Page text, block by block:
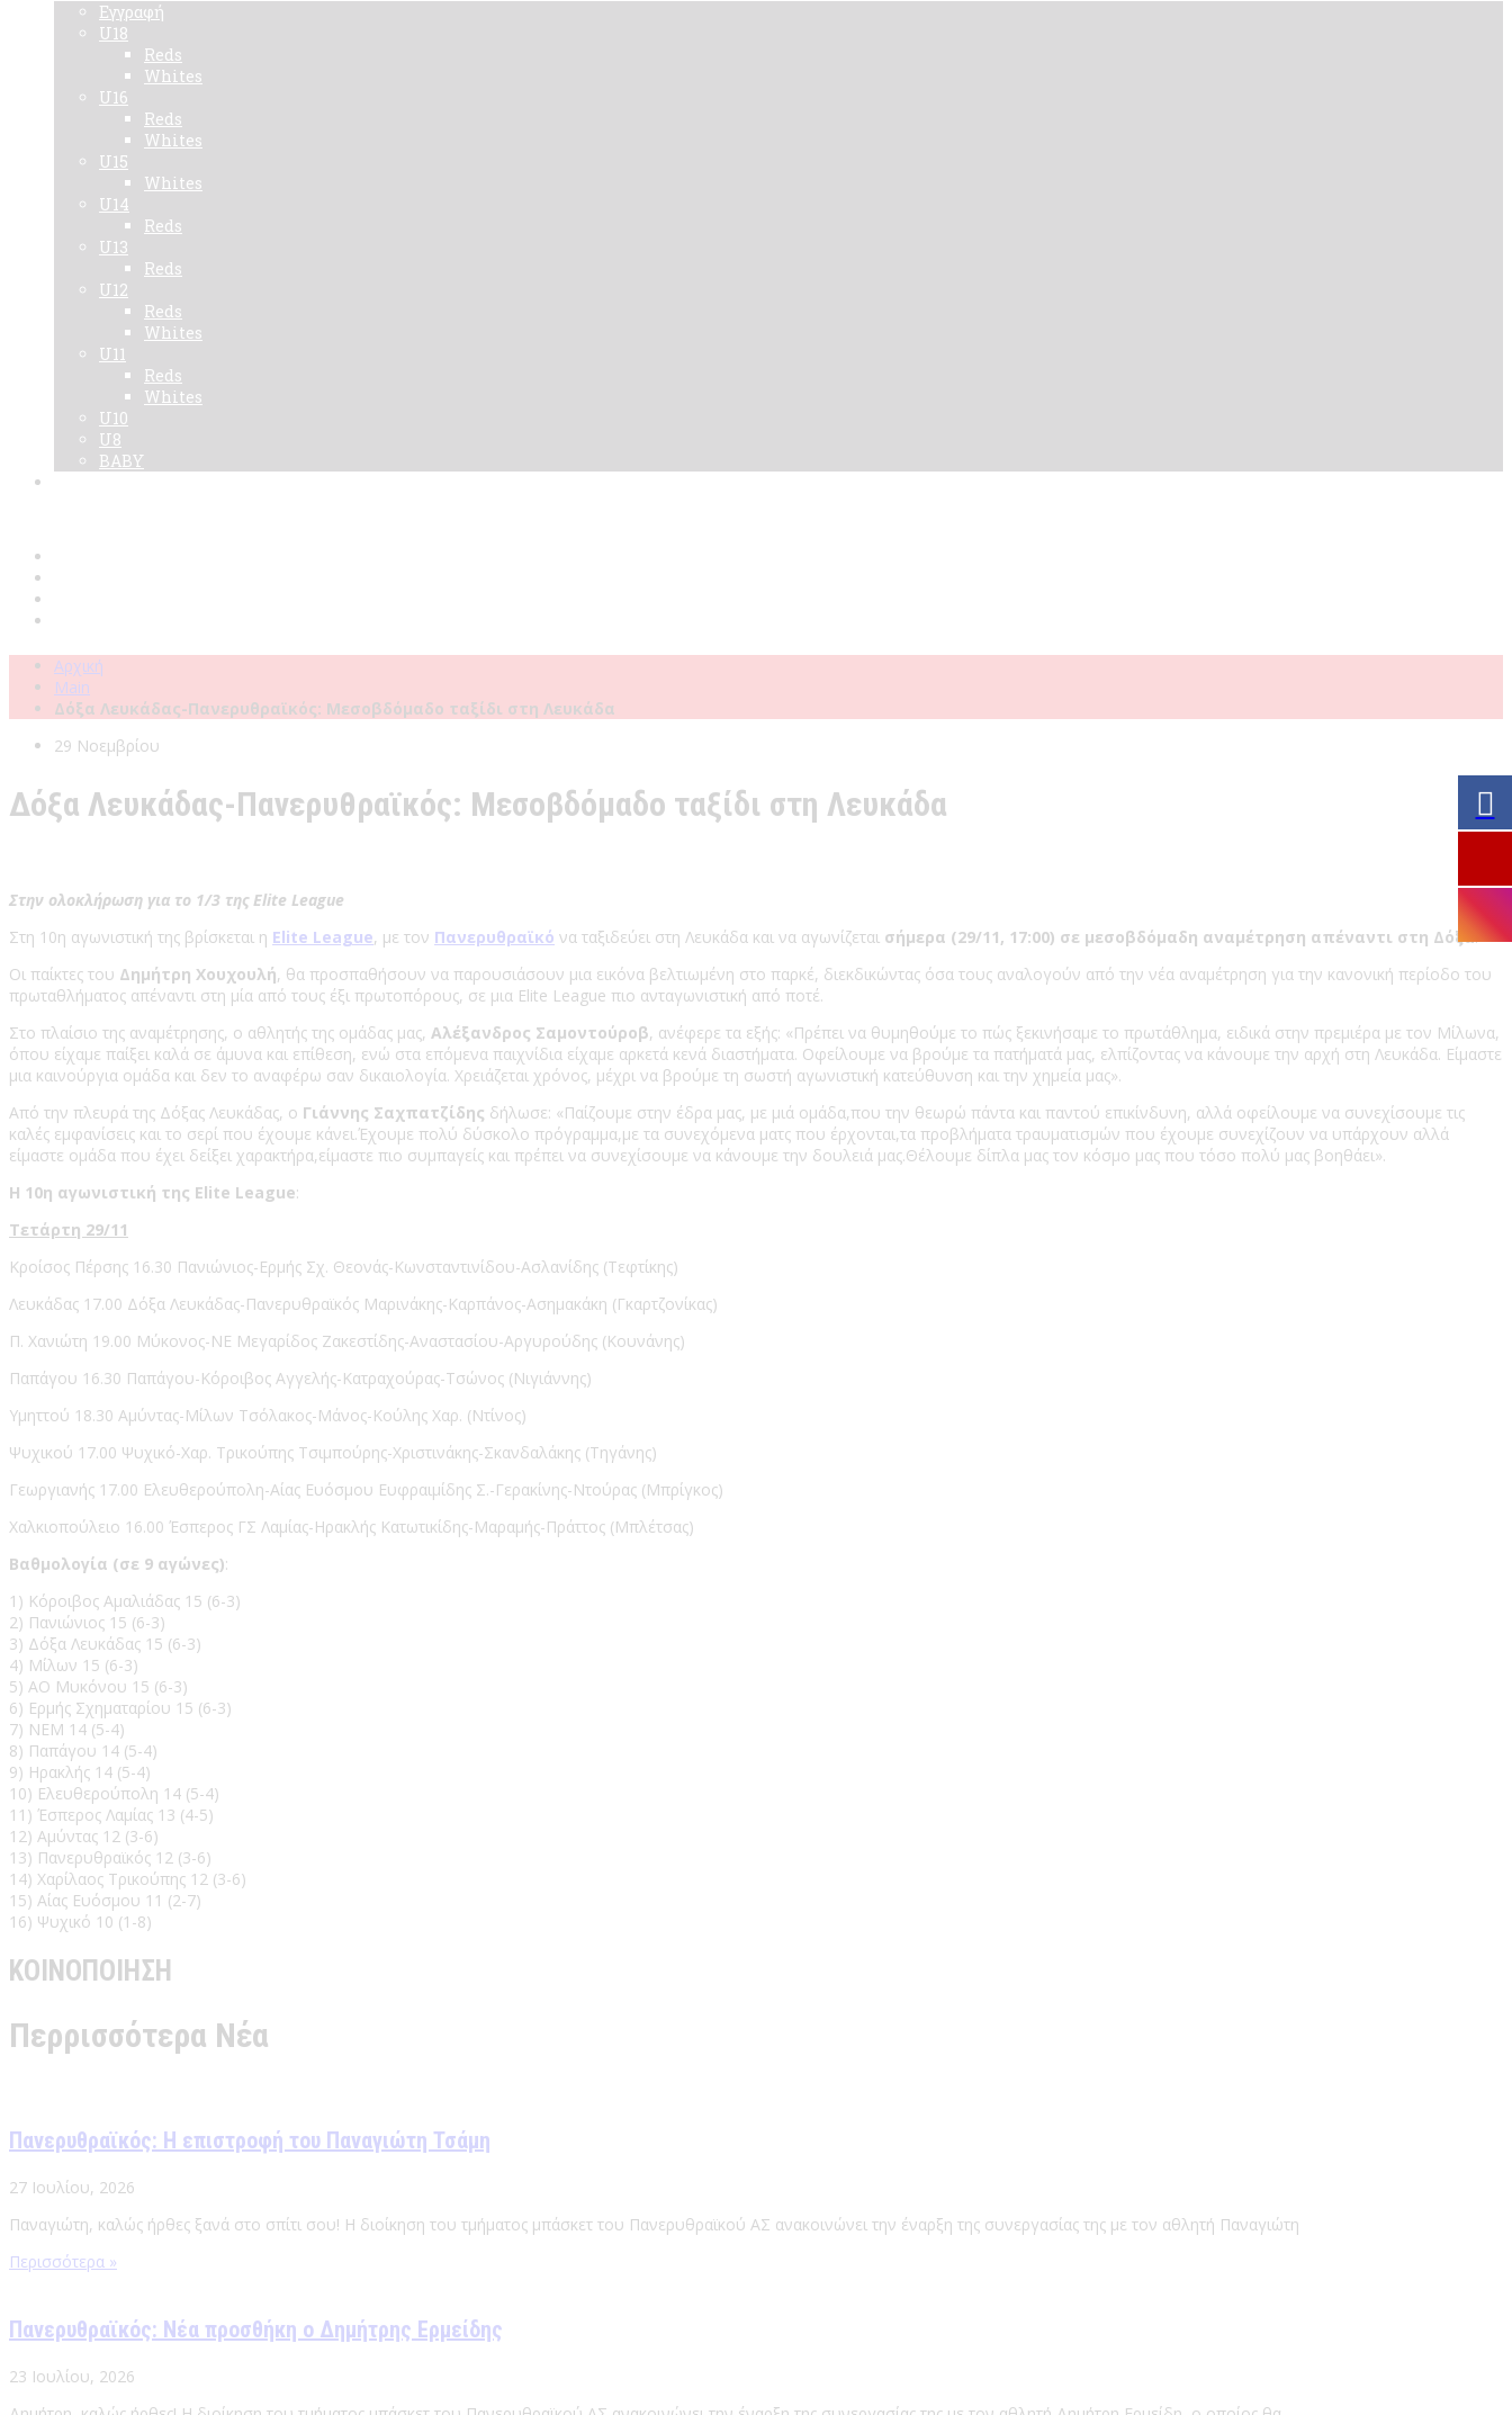
Εγγραφή
U18
Reds
Whites
U16
Reds
Whites
U15
Whites
U14
Reds
U13
Reds
U12
Reds
Whites
U11
Reds
Whites
U10
U8
BABY
Αρχική
Main
Δόξα Λευκάδας-Πανερυθραϊκός: Μεσοβδόμαδο ταξίδι στη Λευκάδα
29 Νοεμβρίου
Δόξα Λευκάδας-Πανερυθραϊκός: Μεσοβδόμαδο ταξίδι στη Λευκάδα
Στην ολοκλήρωση για το 1/3 της Elite League
Στη 10η αγωνιστική της βρίσκεται η Elite League, με τον Πανερυθραϊκό να ταξιδεύει στη Λευκάδα και να αγωνίζεται σήμερα (29/11, 17:00) σε μεσοβδόμαδη αναμέτρηση απέναντι στη Δόξα .
Οι παίκτες του Δημήτρη Χουχουλή, θα προσπαθήσουν να παρουσιάσουν μια εικόνα βελτιωμένη στο παρκέ, διεκδικώντας όσα τους αναλογούν από την νέα αναμέτρηση για την κανονική περίοδο του
πρωταθλήματος απέναντι στη μία από τους έξι πρωτοπόρους, σε μια Elite League πιο ανταγωνιστική από ποτέ.
Στο πλαίσιο της αναμέτρησης, ο αθλητής της ομάδας μας, Αλέξανδρος Σαμοντούροβ, ανέφερε τα εξής: «Πρέπει να θυμηθούμε το πώς ξεκινήσαμε το πρωτάθλημα, ειδικά στην πρεμιέρα με τον Μίλωνα,
όπου είχαμε παίξει καλά σε άμυνα και επίθεση, ενώ στα επόμενα παιχνίδια είχαμε αρκετά κενά διαστήματα. Οφείλουμε να βρούμε τα πατήματά μας, ελπίζοντας να κάνουμε την αρχή στη Λευκάδα. Είμαστε
μια καινούργια ομάδα και δεν το αναφέρω σαν δικαιολογία. Χρειάζεται χρόνος, μέχρι να βρούμε τη σωστή αγωνιστική κατεύθυνση και την χημεία μας».
Από την πλευρά της Δόξας Λευκάδας, ο Γιάννης Σαχπατζίδης δήλωσε: «Παίζουμε στην έδρα μας, με μιά ομάδα,που την θεωρώ πάντα και παντού επικίνδυνη, αλλά οφείλουμε να συνεχίσουμε τις
καλές εμφανίσεις και το σερί που έχουμε κάνει.Έχουμε πολύ δύσκολο πρόγραμμα,με τα συνεχόμενα ματς που έρχονται,τα προβλήματα τραυματισμών που έχουμε συνεχίζουν να υπάρχουν αλλά
είμαστε ομάδα που έχει δείξει χαρακτήρα,είμαστε πιο συμπαγείς και πρέπει να συνεχίσουμε να κάνουμε την δουλειά μας.Θέλουμε δίπλα μας τον κόσμο μας που τόσο πολύ μας βοηθάει».
Η 10η αγωνιστική της Elite League:
Τετάρτη 29/11
Κροίσος Πέρσης 16.30 Πανιώνιος-Ερμής Σχ. Θεονάς-Κωνσταντινίδου-Ασλανίδης (Τεφτίκης)
Λευκάδας 17.00 Δόξα Λευκάδας-Πανερυθραϊκός Μαρινάκης-Καρπάνος-Ασημακάκη (Γκαρτζονίκας)
Π. Χανιώτη 19.00 Μύκονος-ΝΕ Μεγαρίδος Ζακεστίδης-Αναστασίου-Αργυρούδης (Κουνάνης)
Παπάγου 16.30 Παπάγου-Κόροιβος Αγγελής-Κατραχούρας-Τσώνος (Νιγιάννης)
Υμηττού 18.30 Αμύντας-Μίλων Τσόλακος-Μάνος-Κούλης Χαρ. (Ντίνος)
Ψυχικού 17.00 Ψυχικό-Χαρ. Τρικούπης Τσιμπούρης-Χριστινάκης-Σκανδαλάκης (Τηγάνης)
Γεωργιανής 17.00 Ελευθερούπολη-Αίας Ευόσμου Ευφραιμίδης Σ.-Γερακίνης-Ντούρας (Μπρίγκος)
Χαλκιοπούλειο 16.00 Έσπερος ΓΣ Λαμίας-Ηρακλής Κατωτικίδης-Μαραμής-Πράττος (Μπλέτσας)
Βαθμολογία (σε 9 αγώνες):
1) Κόροιβος Αμαλιάδας 15 (6-3)
2) Πανιώνιος 15 (6-3)
3) Δόξα Λευκάδας 15 (6-3)
4) Μίλων 15 (6-3)
5) ΑΟ Μυκόνου 15 (6-3)
6) Ερμής Σχηματαρίου 15 (6-3)
7) ΝΕΜ 14 (5-4)
8) Παπάγου 14 (5-4)
9) Ηρακλής 14 (5-4)
10) Ελευθερούπολη 14 (5-4)
11) Έσπερος Λαμίας 13 (4-5)
12) Αμύντας 12 (3-6)
13) Πανερυθραϊκός 12 (3-6)
14) Χαρίλαος Τρικούπης 12 (3-6)
15) Αίας Ευόσμου 11 (2-7)
16) Ψυχικό 10 (1-8)
ΚΟΙΝΟΠΟΙΗΣΗ
Περρισσότερα Νέα
Πανερυθραϊκός: Η επιστροφή του Παναγιώτη Τσάμη
27 Ιουλίου, 2026
Παναγιώτη, καλώς ήρθες ξανά στο σπίτι σου! Η διοίκηση του τμήματος μπάσκετ του Πανερυθραϊκού ΑΣ ανακοινώνει την έναρξη της συνεργασίας της με τον αθλητή Παναγιώτη
Περισσότερα »
Πανερυθραϊκός: Νέα προσθήκη ο Δημήτρης Ερμείδης
23 Ιουλίου, 2026